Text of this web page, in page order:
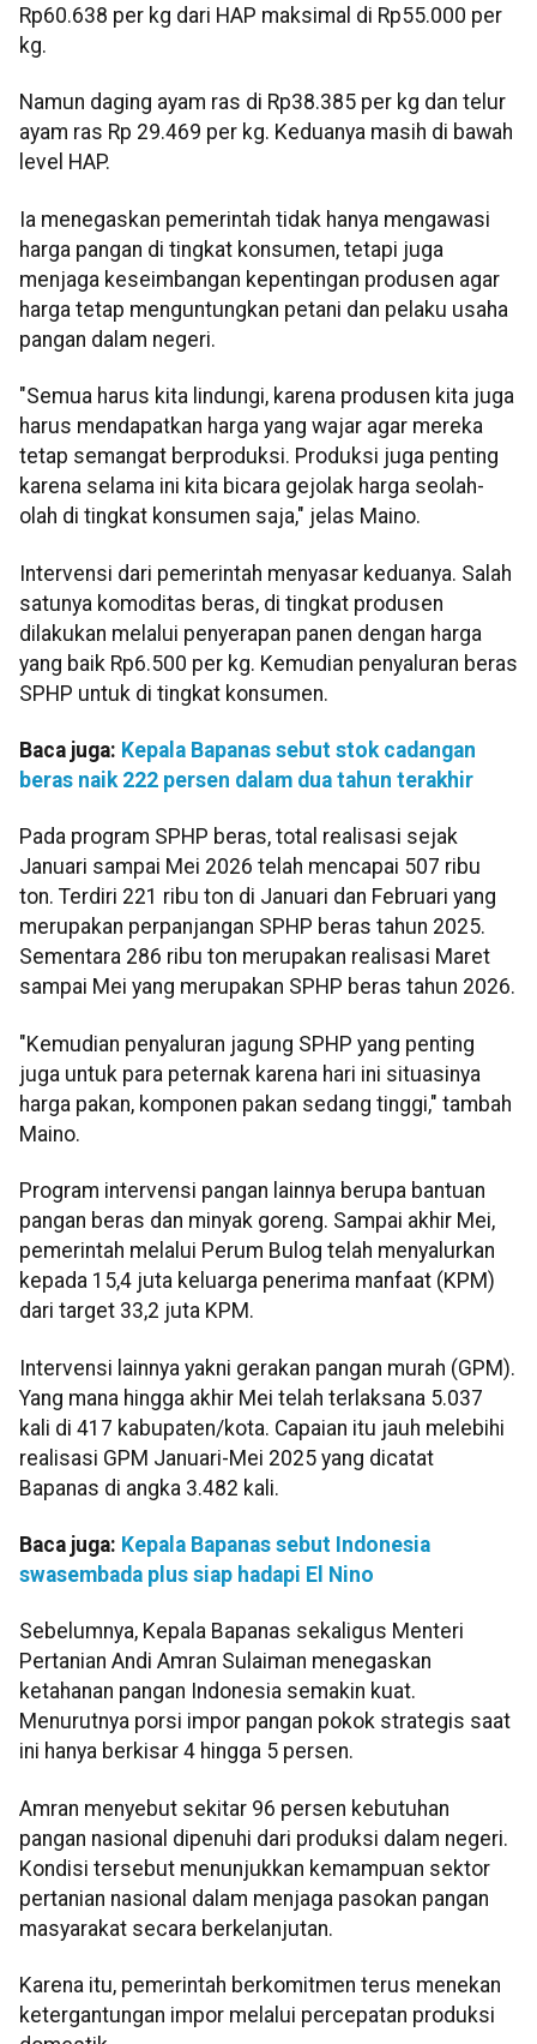
Rp60.638 per kg dari HAP maksimal di Rp55.000 per
kg.
Namun daging ayam ras di Rp38.385 per kg dan telur
ayam ras Rp 29.469 per kg. Keduanya masih di bawah
level HAP.
Ia menegaskan pemerintah tidak hanya mengawasi
harga pangan di tingkat konsumen, tetapi juga
menjaga keseimbangan kepentingan produsen agar
harga tetap menguntungkan petani dan pelaku usaha
pangan dalam negeri.
"Semua harus kita lindungi, karena produsen kita juga
harus mendapatkan harga yang wajar agar mereka
tetap semangat berproduksi. Produksi juga penting
karena selama ini kita bicara gejolak harga seolah-
olah di tingkat konsumen saja," jelas Maino.
Intervensi dari pemerintah menyasar keduanya. Salah
satunya komoditas beras, di tingkat produsen
dilakukan melalui penyerapan panen dengan harga
yang baik Rp6.500 per kg. Kemudian penyaluran beras
SPHP untuk di tingkat konsumen.
Baca juga: Kepala Bapanas sebut stok cadangan
beras naik 222 persen dalam dua tahun terakhir
Pada program SPHP beras, total realisasi sejak
Januari sampai Mei 2026 telah mencapai 507 ribu
ton. Terdiri 221 ribu ton di Januari dan Februari yang
merupakan perpanjangan SPHP beras tahun 2025.
Sementara 286 ribu ton merupakan realisasi Maret
sampai Mei yang merupakan SPHP beras tahun 2026.
"Kemudian penyaluran jagung SPHP yang penting
juga untuk para peternak karena hari ini situasinya
harga pakan, komponen pakan sedang tinggi," tambah
Maino.
Program intervensi pangan lainnya berupa bantuan
pangan beras dan minyak goreng. Sampai akhir Mei,
pemerintah melalui Perum Bulog telah menyalurkan
kepada 15,4 juta keluarga penerima manfaat (KPM)
dari target 33,2 juta KPM.
Intervensi lainnya yakni gerakan pangan murah (GPM).
Yang mana hingga akhir Mei telah terlaksana 5.037
kali di 417 kabupaten/kota. Capaian itu jauh melebihi
realisasi GPM Januari-Mei 2025 yang dicatat
Bapanas di angka 3.482 kali.
Baca juga: Kepala Bapanas sebut Indonesia
swasembada plus siap hadapi El Nino
Sebelumnya, Kepala Bapanas sekaligus Menteri
Pertanian Andi Amran Sulaiman menegaskan
ketahanan pangan Indonesia semakin kuat.
Menurutnya porsi impor pangan pokok strategis saat
ini hanya berkisar 4 hingga 5 persen.
Amran menyebut sekitar 96 persen kebutuhan
pangan nasional dipenuhi dari produksi dalam negeri.
Kondisi tersebut menunjukkan kemampuan sektor
pertanian nasional dalam menjaga pasokan pangan
masyarakat secara berkelanjutan.
Karena itu, pemerintah berkomitmen terus menekan
ketergantungan impor melalui percepatan produksi